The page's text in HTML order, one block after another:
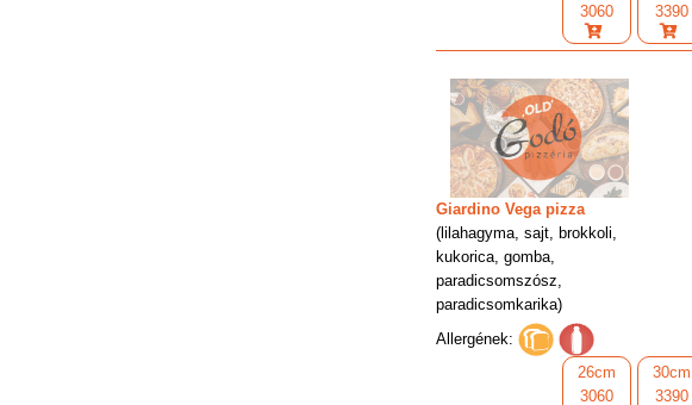
3060
3390
Giardino Vega pizza
(lilahagyma, sajt, brokkoli,
kukorica, gomba,
paradicsomszósz,
paradicsomkarika)
Allergének:
26cm
3060
30cm
3390